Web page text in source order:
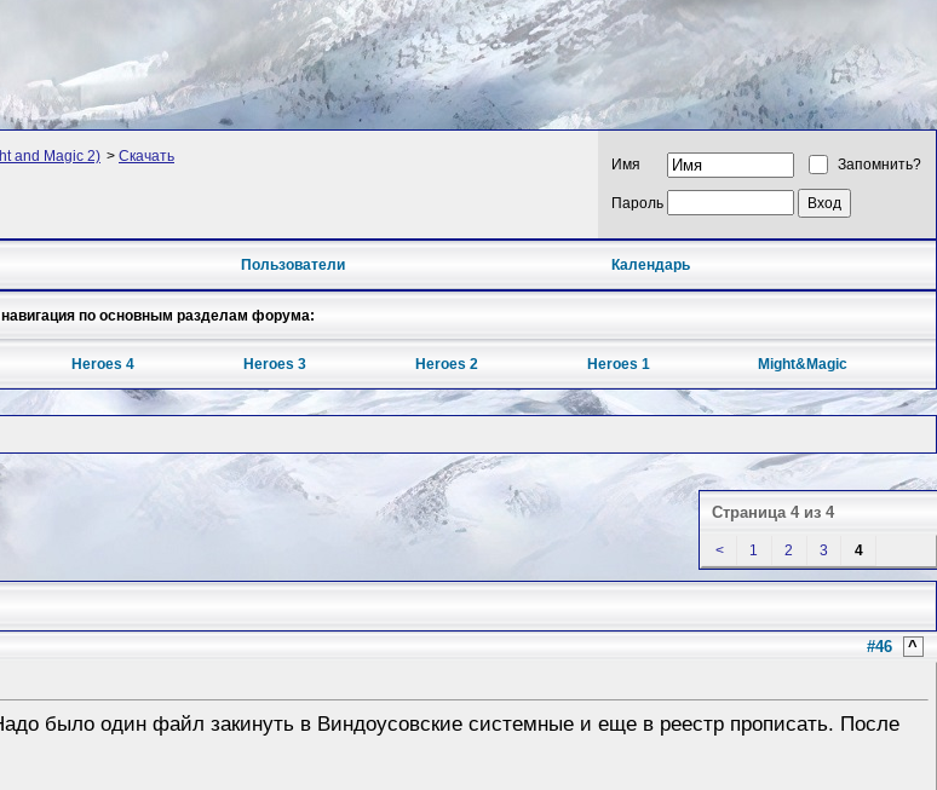
and Magic 2) > Скачать
Имя Запомнить?
Пароль
Пользователи Календарь
по основным разделам форума:
Heroes 4 Heroes 3 Heroes 2 Heroes 1 Might&Magic
Страница 4 из 4
< 1 2 3 4
#46 ^
было один файл закинуть в Виндоусовские системные и еще в реестр прописать. После